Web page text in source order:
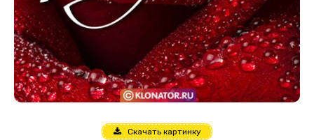
Скачать картинку